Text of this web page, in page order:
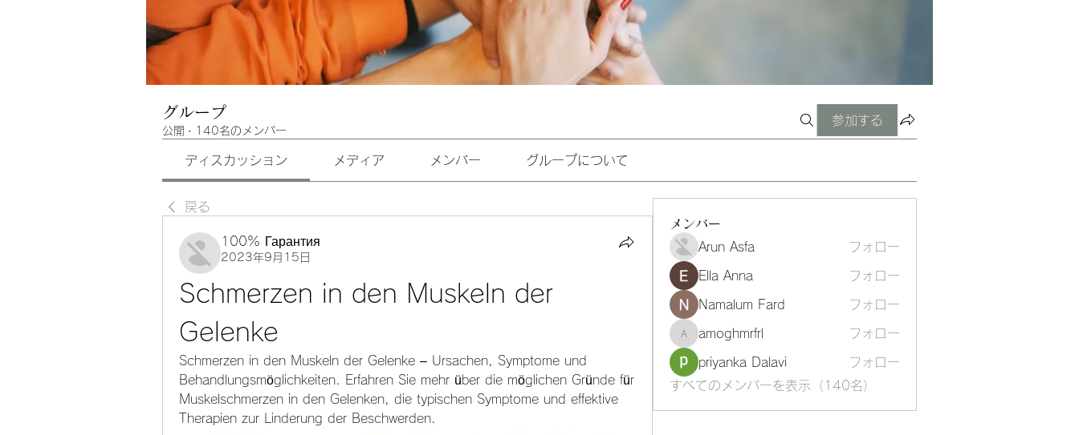
グループ
公開 · 140名のメンバー
参加する
ディスカッション メディア メンバー グループについて
戻る
100% Гарантия
2023年9月15日
Schmerzen in den Muskeln der
Gelenke
Schmerzen in den Muskeln der Gelenke – Ursachen, Symptome und
Behandlungsmöglichkeiten. Erfahren Sie mehr über die möglichen Gründe für
Muskelschmerzen in den Gelenken, die typischen Symptome und effektive
Therapien zur Linderung der Beschwerden.
メンバー
Arun Asfa
フォロー
Ella Anna フォロー
Namalum Fard フォロー
amoghmrfrl
amoghmrfrl フォロー
priyanka Dalavi
フォロー
すべてのメンバーを表示（140名）